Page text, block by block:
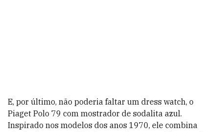
E, por último, não poderia faltar um dress watch, o
Piaget Polo 79 com mostrador de sodalita azul.
Inspirado nos modelos dos anos 1970, ele combina